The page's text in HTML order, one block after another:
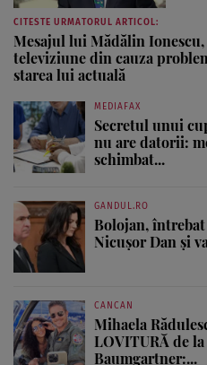
CITESTE URMATORUL ARTICOL:
Mesajul lui Mădălin
televiziune din cauza
starea lui actuală
MEDIAFAX
Secretul unui
nu are datorii:
schimbat...
GANDUL.RO
Bolojan,
Nicușor Dan și
CANCAN
Mihaela
LOVITURĂ de
Baumgartner:...